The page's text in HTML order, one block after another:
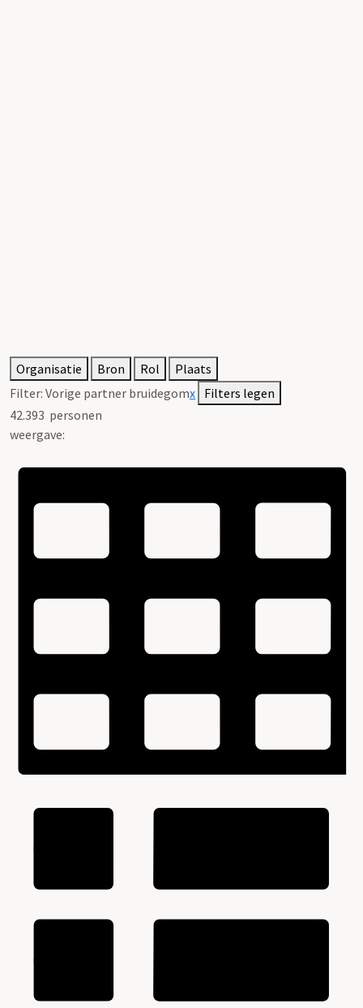
Organisatie Bron Rol
Plaats
Filter: Vorige partner bruidegomx Filters legen
42.393 personen
weergave: